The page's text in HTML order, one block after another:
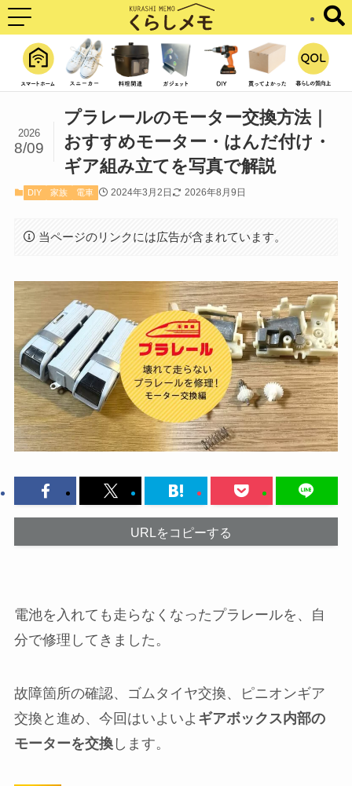
プラレールのモーター交換方法｜
おすすめモーター・はんだ付け・
ギア組み立てを写真で解説
2026
8/09
DIY 家族 電車 2024年3月2日 2026年8月9日
当ページのリンクには広告が含まれています。
URLをコピーする
電池を入れても走らなくなったプラレールを、自
分で修理してきました。
故障箇所の確認、ゴムタイヤ交換、ピニオンギア
交換と進め、今回はいよいよ ギアボックス内部の
モーターを交換します。